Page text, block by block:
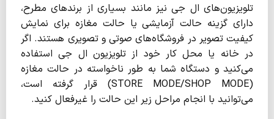
تلویزیون‌های ال جی نیز مانند بسیاری از برندهای مطرح،
دارای گزینه حالت آزمایشی یا حالت مغازه برای نمایش
کیفیت تصویر در فروشگاه‌های صوتی و تصویری هستند. اگر
در خانه یا محل کار خود از تلویزیون ال جی استفاده
می‌کنید و دستگاه شما به طور ناخواسته در حالت مغازه
(STORE MODE/SHOP MODE) قرار گرفته است،
می‌توانید با انجام مراحل زیر این حالت را غیرفعال کنید.